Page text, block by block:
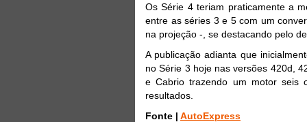
Os Série 4 teriam praticamente a
entre as séries 3 e 5 com um
na projeção -, se destacando pelo
A publicação adianta que
no Série 3 hoje nas versões 420d,
e Cabrio trazendo um motor seis
resultados.
Fonte | AutoExpress